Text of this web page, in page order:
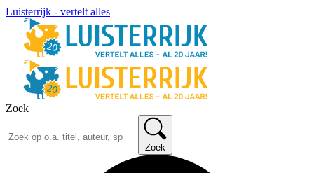
Luisterrijk - vertelt alles
Zoek
Zoek